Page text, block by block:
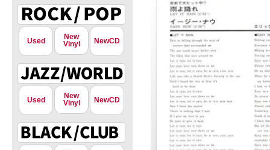
Used
New
Vinyl
NewCD
Used
New
Vinyl
NewCD